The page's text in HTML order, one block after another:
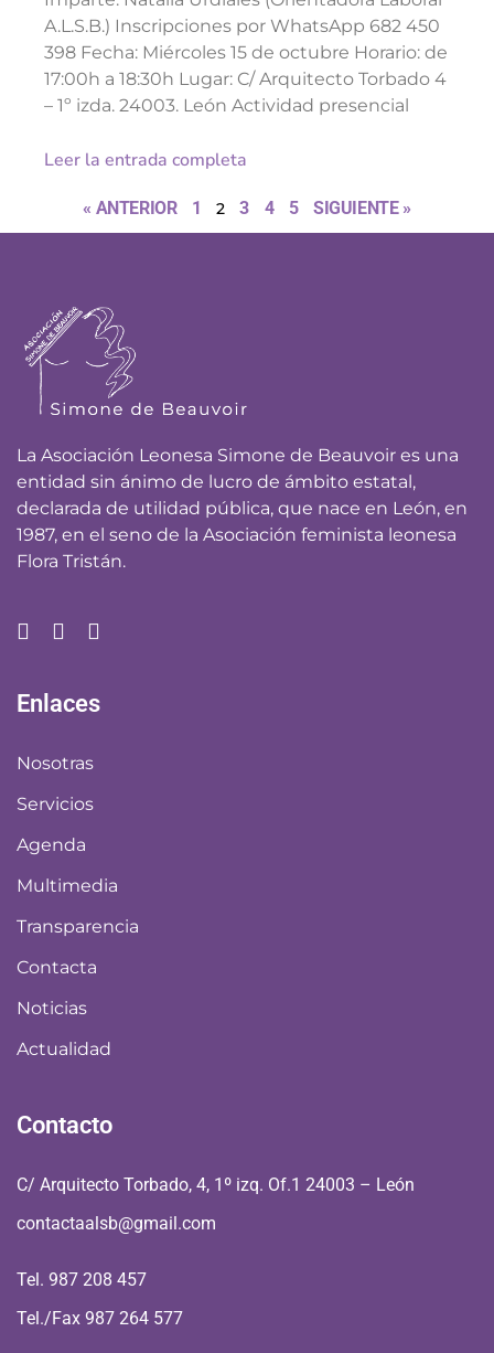
A.L.S.B.) Inscripciones por WhatsApp 682 450
398 Fecha: Miércoles 15 de octubre Horario: de
17:00h a 18:30h Lugar: C/ Arquitecto Torbado 4
– 1º izda. 24003. León Actividad presencial
Leer la entrada completa
« ANTERIOR 1 2 3 4 5 SIGUIENTE »
La Asociación Leonesa Simone de Beauvoir es una
entidad sin ánimo de lucro de ámbito estatal,
declarada de utilidad pública, que nace en León, en
1987, en el seno de la Asociación feminista leonesa
Flora Tristán.
Enlaces
Nosotras
Servicios
Agenda
Multimedia
Transparencia
Contacta
Noticias
Actualidad
Contacto
C/ Arquitecto Torbado, 4, 1º izq. Of.1 24003 – León
contactaalsb@gmail.com
Tel. 987 208 457
Tel./Fax 987 264 577